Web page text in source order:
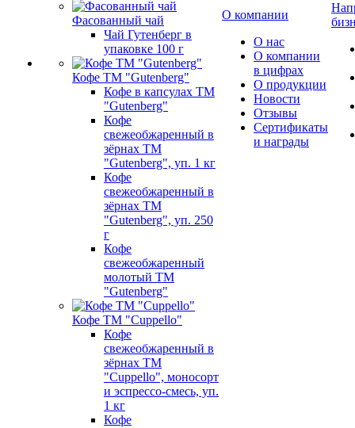
Фасованный чай
Чай Гутенберг в
упаковке 100 г
Кофе ТМ "Gutenberg"
Кофе в капсулах ТМ
"Gutenberg"
Кофе
свежеобжаренный в
зёрнах ТМ
"Gutenberg", уп. 1 кг
Кофе
свежеобжаренный в
зёрнах ТМ
"Gutenberg", уп. 250
г
Кофе
свежеобжаренный
молотый ТМ
"Gutenberg"
Кофе ТМ "Cuppello"
Кофе
свежеобжаренный в
зёрнах ТМ
"Cuppello", моносорт
и эспрессо-смесь, уп.
1 кг
Кофе
О компании
О нас
О компании
в цифрах
О продукции
Новости
Отзывы
Сертификаты
и награды